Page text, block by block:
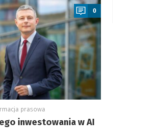
0
prasowa
inwestowania w AI